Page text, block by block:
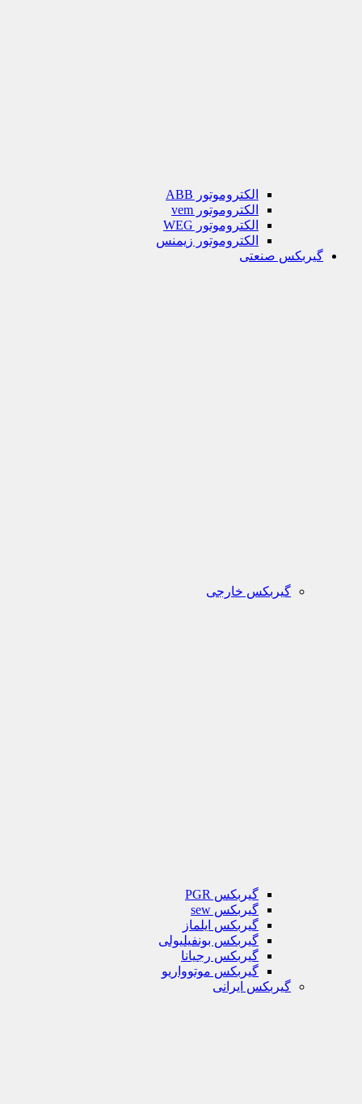
الکتروموتور ABB
الکتروموتور vem
الکتروموتور WEG
الکتروموتور زیمنس
گیربکس صنعتی
گیربکس خارجی
گیربکس PGR
گیربکس sew
گیربکس ایلماز
گیربکس بونفیلیولی
گیربکس رجیانا
گیربکس موتوواریو
گیربکس ایرانی